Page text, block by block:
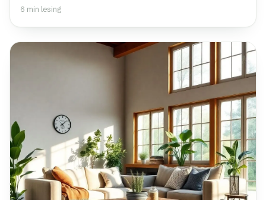
6 min lesing